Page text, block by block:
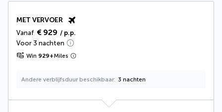
MET VERVOER
Vanaf € 929 / p.p.
Voor 3 nachten
Win 929+Miles
Andere verblijfsduur beschikbaar 3 nachten